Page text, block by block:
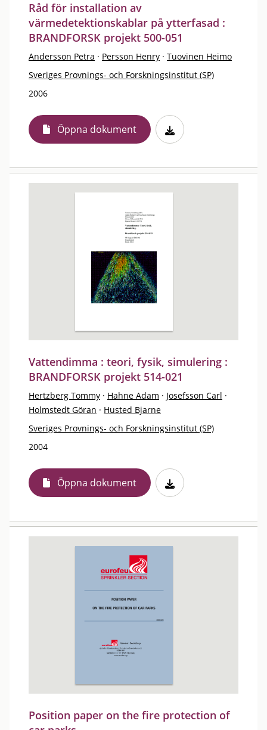
Råd för installation av
värmedetektionskablar på ytterfasad :
BRANDFORSK projekt 500-051
Andersson Petra · Persson Henry · Tuovinen Heimo
Sveriges Provnings- och Forskningsinstitut (SP)
2006
Öppna dokument
Vattendimma : teori, fysik, simulering :
BRANDFORSK projekt 514-021
Hertzberg Tommy · Hahne Adam · Josefsson Carl ·
Holmstedt Göran · Husted Bjarne
Sveriges Provnings- och Forskningsinstitut (SP)
2004
Öppna dokument
Position paper on the fire protection of